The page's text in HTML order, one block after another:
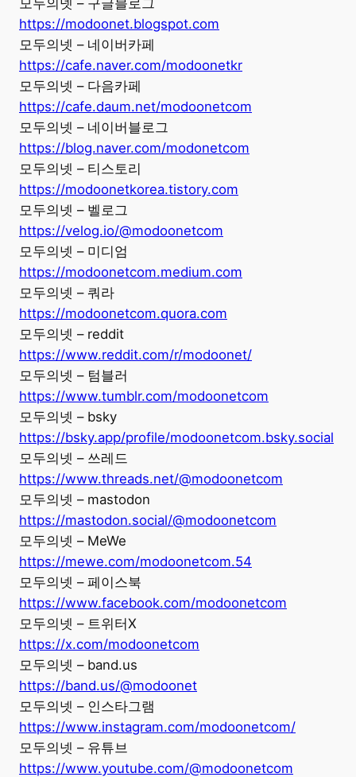
https://modoonet.blogspot.com
모두의넷 – 네이버카페
https://cafe.naver.com/modoonetkr
모두의넷 – 다음카페
https://cafe.daum.net/modoonetcom
모두의넷 – 네이버블로그
https://blog.naver.com/modonetcom
모두의넷 – 티스토리
https://modoonetkorea.tistory.com
모두의넷 – 벨로그
https://velog.io/@modoonetcom
모두의넷 – 미디엄
https://modoonetcom.medium.com
모두의넷 – 쿼라
https://modoonetcom.quora.com
모두의넷 – reddit
https://www.reddit.com/r/modoonet/
모두의넷 – 텀블러
https://www.tumblr.com/modoonetcom
모두의넷 – bsky
https://bsky.app/profile/modoonetcom.bsky.social
모두의넷 – 쓰레드
https://www.threads.net/@modoonetcom
모두의넷 – mastodon
https://mastodon.social/@modoonetcom
모두의넷 – MeWe
https://mewe.com/modoonetcom.54
모두의넷 – 페이스북
https://www.facebook.com/modoonetcom
모두의넷 – 트위터X
https://x.com/modoonetcom
모두의넷 – band.us
https://band.us/@modoonet
모두의넷 – 인스타그램
https://www.instagram.com/modoonetcom/
모두의넷 – 유튜브
https://www.youtube.com/@modoonetcom